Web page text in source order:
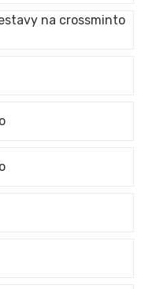
na crossminto